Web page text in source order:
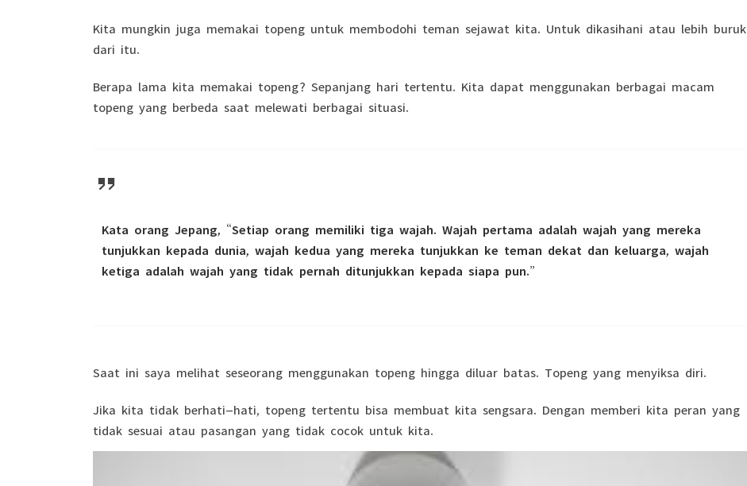
Kita mungkin juga memakai topeng untuk membodohi teman sejawat kita. Untuk dikasihani atau lebih buruk
dari itu.
Berapa lama kita memakai topeng? Sepanjang hari tertentu. Kita dapat menggunakan berbagai macam
topeng yang berbeda saat melewati berbagai situasi.
Kata orang Jepang, “Setiap orang memiliki tiga wajah. Wajah pertama adalah wajah yang mereka
tunjukkan kepada dunia, wajah kedua yang mereka tunjukkan ke teman dekat dan keluarga, wajah
ketiga adalah wajah yang tidak pernah ditunjukkan kepada siapa pun.”
Saat ini saya melihat seseorang menggunakan topeng hingga diluar batas. Topeng yang menyiksa diri.
Jika kita tidak berhati-hati, topeng tertentu bisa membuat kita sengsara. Dengan memberi kita peran yang
tidak sesuai atau pasangan yang tidak cocok untuk kita.